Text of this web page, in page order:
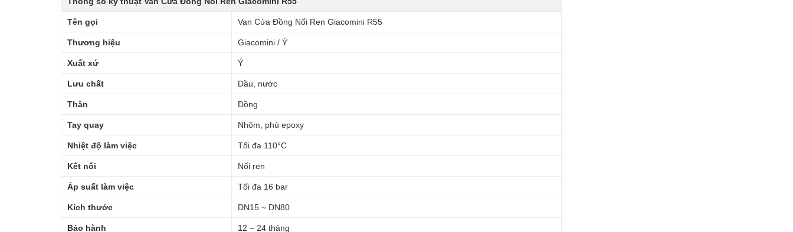
Tên gọi Van Cửa Đồng Nối Ren Giacomini R55
Thương hiệu Giacomini / Ý
Xuất xứ Ý
Lưu chất Dầu, nước
Thân Đồng
Tay quay Nhôm, phủ epoxy
Nhiệt độ làm việc Tối đa 110°C
Kết nối Nối ren
Áp suất làm việc Tối đa 16 bar
Kích thước DN15 ~ DN80
Bảo hành 12 – 24 tháng